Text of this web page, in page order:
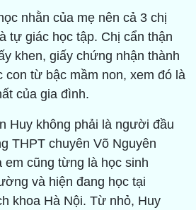
nhằn của mẹ nên cả 3 chị
tự giác học tập. Chị cẩn thận
khen, giấy chứng nhận thành
con từ bậc mầm non, xem đó là
của gia đình.
Huy không phải là người đầu
THPT chuyên Võ Nguyên
em cũng từng là học sinh
và hiện đang học tại
khoa Hà Nội. Từ nhỏ, Huy